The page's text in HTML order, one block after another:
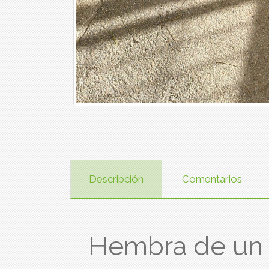
Descripción Comentarios
Hembra de un